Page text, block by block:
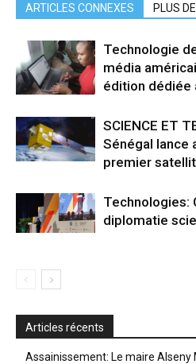
ARTICLES CONNEXES PLUS
Technologie
média
édition dédiée
SCIENCE ET
Sénégal lance
premier
Technologies:
diplomatie
Articles récents
Assainissement: Le maire Alseny